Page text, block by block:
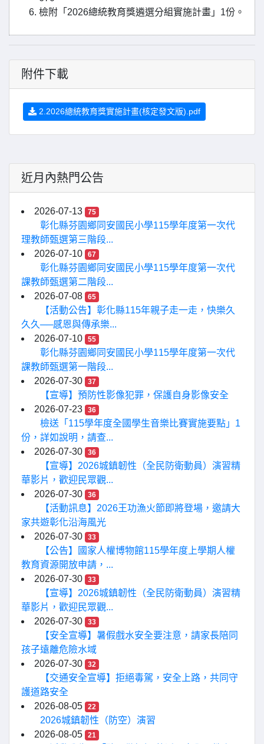
檢附「2026總統教育獎遴選分組實施計畫」1份。
附件下載
2.2026總統教育獎實施計畫(核定發文版).pdf
近月內熱門公告
2026-07-13 75
彰化縣芬園鄉同安國民小學115學年度第一次代
理教師甄選第三階段...
2026-07-10
67
彰化縣芬園鄉同安國民小學115學年度第一次代
課教師甄選第二階段...
2026-07-08
65
【活動公告】彰化縣115年親子走一走，快樂久
久久──感恩與傳承樂...
2026-07-10
55
彰化縣芬園鄉同安國民小學115學年度第一次代
課教師甄選第一階段...
2026-07-30
37
【宣導】預防性影像犯罪，保護自身影像安全
2026-07-23
36
檢送「115學年度全國學生音樂比賽實施要點」1
份，詳如說明，請查...
2026-07-30
36
【宣導】2026城鎮韌性（全民防衛動員）演習精
華影片，歡迎民眾觀...
2026-07-30
36
【活動訊息】2026王功漁火節即將登場，邀請大
家共遊彰化沿海風光
2026-07-30
33
【公告】國家人權博物館115學年度上學期人權
教育資源開放申請，...
2026-07-30
33
【宣導】2026城鎮韌性（全民防衛動員）演習精
華影片，歡迎民眾觀...
2026-07-30
33
【安全宣導】暑假戲水安全要注意，請家長陪同
孩子遠離危險水域
2026-07-30
32
【交通安全宣導】拒絕毒駕，安全上路，共同守
護道路安全
2026-08-05
22
2026城鎮韌性（防空）演習
2026-08-05
21